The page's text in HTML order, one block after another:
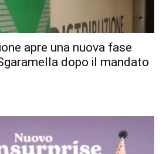
apre una nuova fase
dopo il mandato